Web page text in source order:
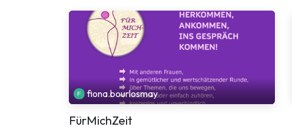
fiona.bourlosmay
FürMichZeit